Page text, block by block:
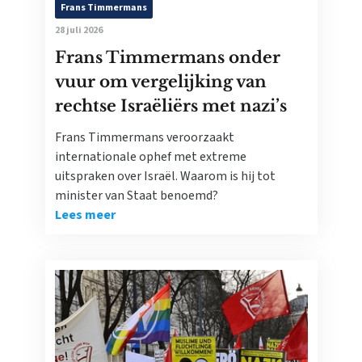
Frans Timmermans
28 juli 2026
Frans Timmermans onder
vuur om vergelijking van
rechtse Israëliërs met nazi’s
Frans Timmermans veroorzaakt
internationale ophef met extreme
uitspraken over Israël. Waarom is hij tot
minister van Staat benoemd?
Lees meer